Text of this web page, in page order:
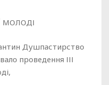
МОЛОДІ
Душпастирство
проведення ІІІ